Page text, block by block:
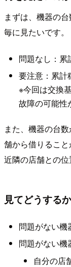
まずは、機器の
毎に見たいです。
問題なし：累
要注意：累計
※今回は交換
故障の可能性
また、機器の台
舗から借りること
近隣の店舗との位
見てどうするか
問題がない機
問題がない機
自分の店